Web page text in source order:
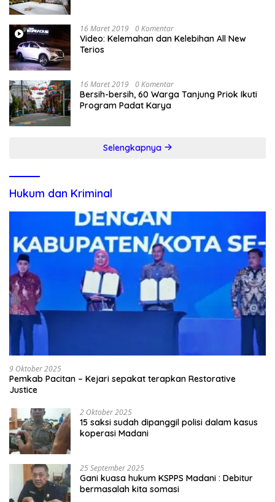
16 Maret 2019 0 Komentar
Video: Kelemahan dan Kelebihan All New
Terios
16 Maret 2019 0 Komentar
Bersih-bersih, 60 Warga Tanjung Priok Ikuti
Program Padat Karya
Selengkapnya
Hukum dan Kriminal
9 Oktober 2025
Pemkab Pacitan – Kejari sepakat terapkan Restorative
Justice
2 Oktober 2025
15 saksi sudah dipanggil polisi dalam kasus
koperasi Madani
25 September 2025
Gani kuasa hukum KSPPS Madani : Debitur
bermasalah kita somasi